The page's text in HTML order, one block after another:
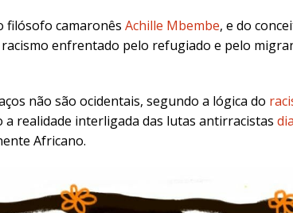
filósofo camaronês Achille Mbembe, e do
enfrentado pelo refugiado e pelo
não são ocidentais, segundo a lógica do
realidade interligada das lutas antirracistas
Africano.